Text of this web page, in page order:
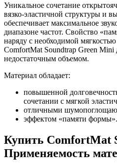
Уникальное сочетание
вязко-эластичной структуры и
обеспечивает максимальное
диапазоне частот. Свойство
наряду с необходимой
ComfortMat Soundtrap Green
недостаточным объемом.
Материал обладает:
повышенной
сочетании с мягкой
отличными
эффектом «памяти формы».
Купить ComfortMat
Применяемость